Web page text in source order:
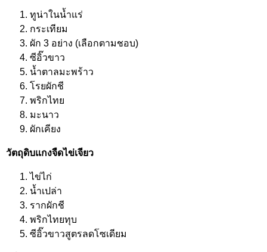
ทูน่าในน้ำแร่
กระเทียม
ผัก 3 อย่าง (เลือกตามชอบ)
ซีอิ๊วขาว
น้ำตาลมะพร้าว
โรยผักชี
พริกไทย
มะนาว
ผักเคียง
วัตถุดิบแกงจืดไข่เจียว
ไข่ไก่
น้ำเปล่า
รากผักชี
พริกไทยทุบ
ซีอิ๊วขาวสูตรลดโซเดียม